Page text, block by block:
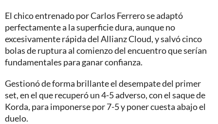
El chico entrenado por Carlos Ferrero se adaptó
perfectamente a la superficie dura, aunque no
excesivamente rápida del Allianz Cloud, y salvó cinco
bolas de ruptura al comienzo del encuentro que serían
fundamentales para ganar confianza.
Gestionó de forma brillante el desempate del primer
set, en el que recuperó un 4-5 adverso, con el saque de
Korda, para imponerse por 7-5 y poner cuesta abajo el
duelo.